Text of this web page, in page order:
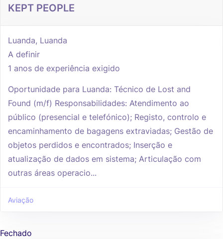
KEPT PEOPLE
Luanda, Luanda
A definir
1 anos de experiência exigido
Oportunidade para Luanda: Técnico de Lost and
Found (m/f) Responsabilidades: Atendimento ao
público (presencial e telefónico); Registo, controlo e
encaminhamento de bagagens extraviadas; Gestão de
objetos perdidos e encontrados; Inserção e
atualização de dados em sistema; Articulação com
outras áreas operacio...
Aviação
Fechado